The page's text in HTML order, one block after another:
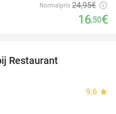
Normalpris 24,95€
16,50€
Restaurant
9.6 star